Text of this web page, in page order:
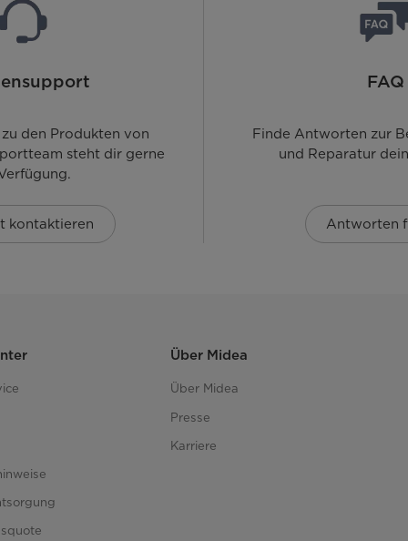
den Produkten von
steht dir gerne
kontaktieren
FAQ
Finde Antworten zur
und Reparatur
Antworten
Über Midea
Über Midea
Presse
Karriere